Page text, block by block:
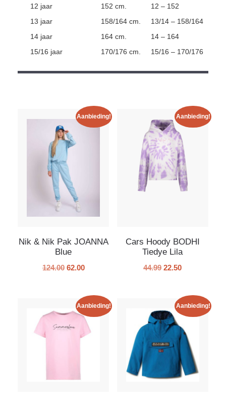
12 jaar 152 cm.
12 – 152
13 jaar
158/164 cm.
13/14 – 158/164
14 jaar
164 cm.
14 – 164
15/16 jaar
170/176 cm. 15/16 – 170/176
Aanbieding!
Nik & Nik Pak JOANNA
Blue
124.00 62.00
Aanbieding!
Cars Hoody BODHI
Tiedye Lila
44.99 22.50
Aanbieding! Aanbieding!